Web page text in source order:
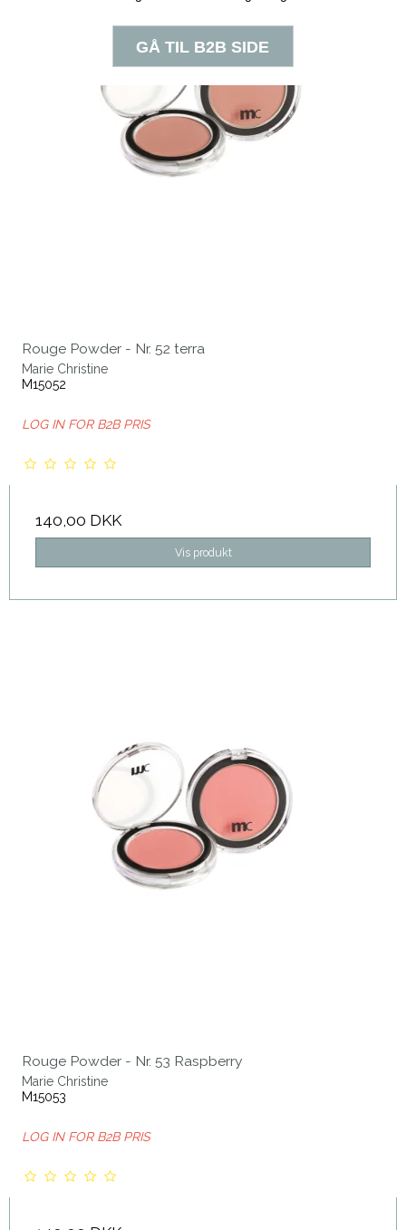
Rouge Powder - Nr. 52 terra
Marie Christine
M15052
LOG IN FOR B2B PRIS
140,00 DKK
Vis produkt
Rouge Powder - Nr. 53 Raspberry
Marie Christine
M15053
LOG IN FOR B2B PRIS